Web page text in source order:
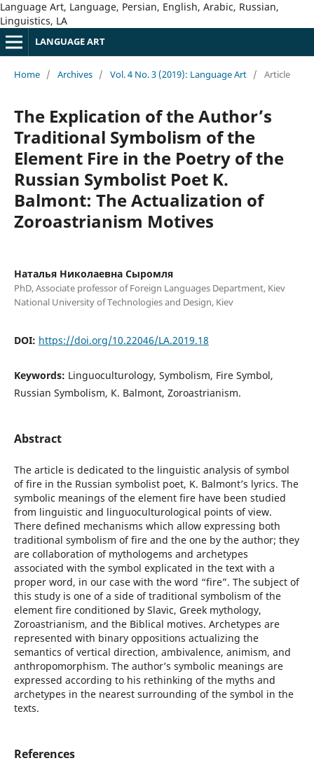
Language Art, Language, Persian, English, Arabic, Russian,
Linguistics, LA
LANGUAGE ART
Home / Archives / Vol. 4 No. 3 (2019): Language Art / Article
The Explication of the Author’s
Traditional Symbolism of the
Element Fire in the Poetry of the
Russian Symbolist Poet K.
Balmont: The Actualization of
Zoroastrianism Motives
Наталья Николаевна Сыромля
PhD, Associate professor of Foreign Languages Department, Kiev
National University of Technologies and Design, Kiev
DOI: https://doi.org/10.22046/LA.2019.18
Keywords: Linguoculturology, Symbolism, Fire Symbol,
Russian Symbolism, К. Balmont, Zoroastrianism.
Abstract
The article is dedicated to the linguistic analysis of symbol
of fire in the Russian symbolist poet, K. Balmont’s lyrics. The
symbolic meanings of the element fire have been studied
from linguistic and linguoculturological points of view.
There defined mechanisms which allow expressing both
traditional symbolism of fire and the one by the author; they
are collaboration of mythologems and archetypes
associated with the symbol explicated in the text with a
proper word, in our case with the word “fire”. The subject of
this study is one of a side of traditional symbolism of the
element fire conditioned by Slavic, Greek mythology,
Zoroastrianism, and the Biblical motives. Archetypes are
represented with binary oppositions actualizing the
semantics of vertical direction, ambivalence, animism, and
anthropomorphism. The author’s symbolic meanings are
expressed according to his rethinking of the myths and
archetypes in the nearest surrounding of the symbol in the
texts.
References